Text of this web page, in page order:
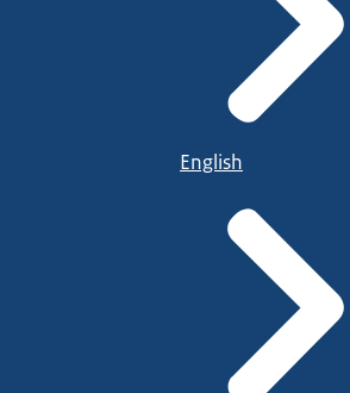
English